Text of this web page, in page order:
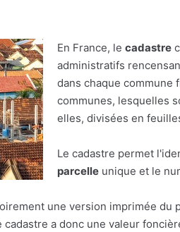
En France, le cadastre
administratifs
dans chaque commune
communes, lesquelles
elles, divisées en
Le cadastre permet
parcelle unique et le
une version imprimée du
a donc une valeur